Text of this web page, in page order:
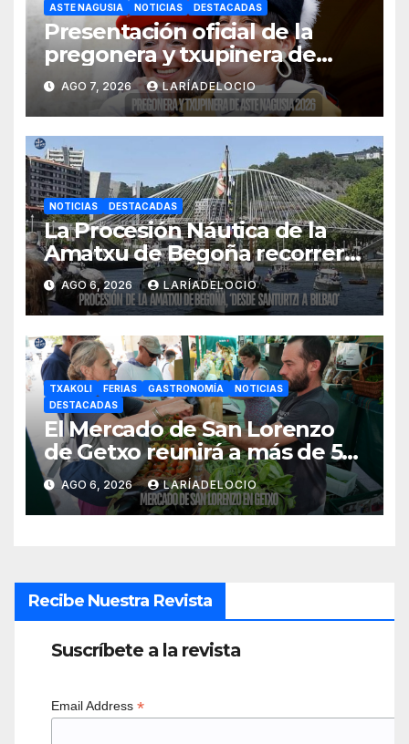
ASTE NAGUSIA NOTICIAS DESTACADAS
Presentación oficial de la
pregonera y txupinera de
Aste Nagusia 2026
AGO 7, 2026 LARÍADELOCIO
NOTICIAS DESTACADAS
La Procesión Náutica de la
Amatxu de Begoña recorrerá
la ría el 14 de agosto con siete
embarcaciones
AGO 6, 2026 LARÍADELOCIO
TXAKOLI FERIAS GASTRONOMÍA
NOTICIAS
DESTACADAS
El Mercado de San Lorenzo
de Getxo reunirá a más de 50
productores del País Vasco
AGO 6, 2026 LARÍADELOCIO
Recibe Nuestra Revista
Suscríbete a la revista
Email Address *